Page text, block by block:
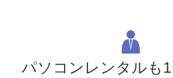
パソコンレンタルも